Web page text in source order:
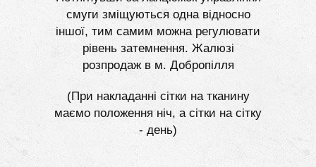
смуги зміщуються одна відносно
іншої, тим самим можна регулювати
рівень затемнення. Жалюзі
розпродаж в м. Добропілля
(При накладанні сітки на тканину
маємо положення ніч, а сітки на сітку
- день)